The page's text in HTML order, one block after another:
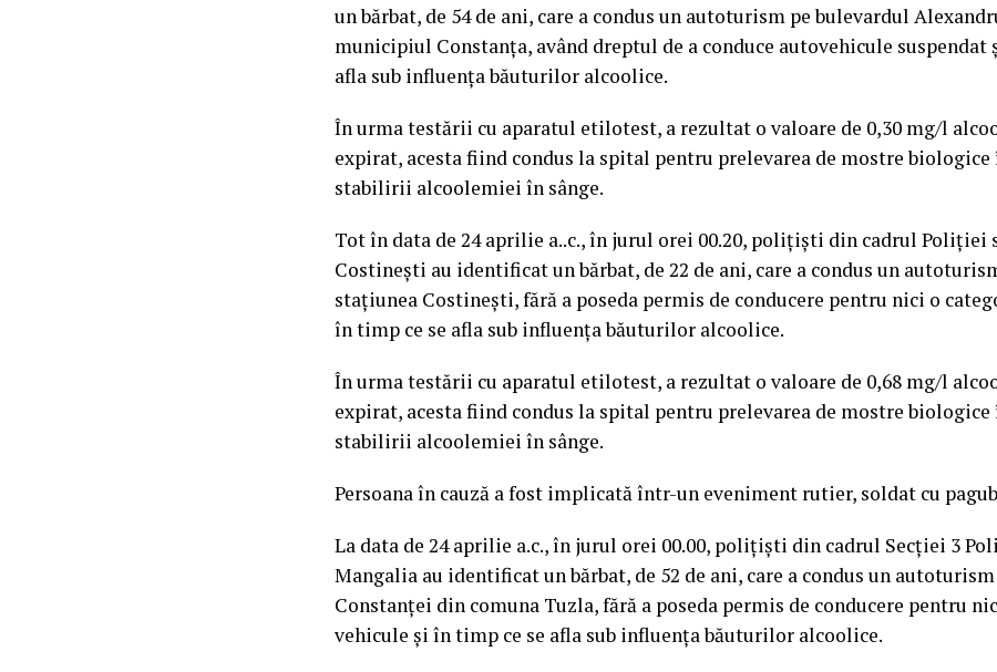
un bărbat, de 54 de ani, care a condus un autoturism pe bulevardul
municipiul Constanța, având dreptul de a conduce autovehicule suspendat
afla sub influența băuturilor alcoolice.
În urma testării cu aparatul etilotest, a rezultat o valoare de 0,30 mg/l
expirat, acesta fiind condus la spital pentru prelevarea de mostre biologice
stabilirii alcoolemiei în sânge.
Tot în data de 24 aprilie a..c., în jurul orei 00.20, polițiști din cadrul
Costinești au identificat un bărbat, de 22 de ani, care a condus un
stațiunea Costinești, fără a poseda permis de conducere pentru nici o
în timp ce se afla sub influența băuturilor alcoolice.
În urma testării cu aparatul etilotest, a rezultat o valoare de 0,68 mg/l
expirat, acesta fiind condus la spital pentru prelevarea de mostre biologice
stabilirii alcoolemiei în sânge.
Persoana în cauză a fost implicată într-un eveniment rutier, soldat cu
La data de 24 aprilie a.c., în jurul orei 00.00, polițiști din cadrul Secției 3
Mangalia au identificat un bărbat, de 52 de ani, care a condus un autoturism
Constanței din comuna Tuzla, fără a poseda permis de conducere pentru
vehicule și în timp ce se afla sub influența băuturilor alcoolice.